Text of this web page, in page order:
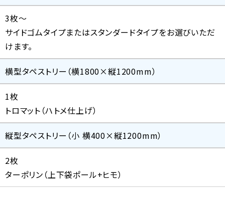
3枚〜
サイドゴムタイプまたはスタンダードタイプをお選びいただ
けます。
横型タペストリー（横1800×縦1200mm）
1枚
トロマット（ハトメ仕上げ）
縦型タペストリー（小 横400×縦1200mm）
2枚
ターポリン（上下袋ポール+ヒモ）